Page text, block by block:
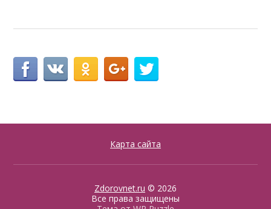
Карта сайта
Zdorovnet.ru © 2026
Все права защищены